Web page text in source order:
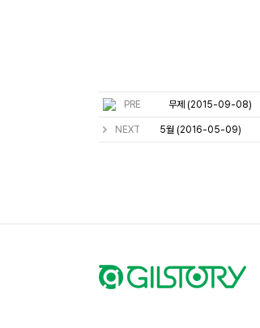
PRE 무제 (2015-09-08)
NEXT 5월 (2016-05-09)